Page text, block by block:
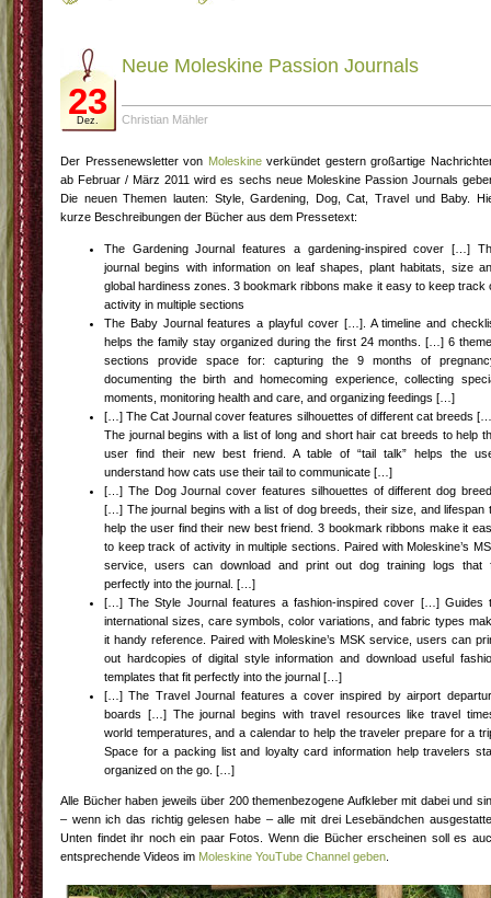
23
Dez.
Neue Moleskine Passion Journals
Christian Mähler
Der Pressenewsletter von Moleskineverkündet gestern großartige
ab Februar / März 2011 wird es sechs neue Moleskine Passion Journals
Die neuen Themen lauten: Style, Gardening, Dog, Cat, Travel und Baby.
kurze Beschreibungen der Bücher aus dem Pressetext:
The Gardening Journal features a gardening-inspired cover […]
journal begins with information on leaf shapes, plant habitats, size
global hardiness zones. 3 bookmark ribbons make it easy to keep track
activity in multiple sections
The Baby Journal features a playful cover […]. A timeline and
helps the family stay organized during the first 24 months. […] 6
sections provide space for: capturing the 9 months of
documenting the birth and homecoming experience, collecting
moments, monitoring health and care, and organizing feedings […]
[…] The Cat Journal cover features silhouettes of different cat breeds
The journal begins with a list of long and short hair cat breeds to help
user find their new best friend. A table of “tail talk” helps the
understand how cats use their tail to communicate […]
[…] The Dog Journal cover features silhouettes of different dog
[…] The journal begins with a list of dog breeds, their size, and lifespan
help the user find their new best friend. 3 bookmark ribbons make it
to keep track of activity in multiple sections. Paired with Moleskine’s
service, users can download and print out dog training logs that
perfectly into the journal. […]
[…] The Style Journal features a fashion-inspired cover […] Guides
international sizes, care symbols, color variations, and fabric types
it handy reference. Paired with Moleskine’s MSK service, users can
out hardcopies of digital style information and download useful
templates that fit perfectly into the journal […]
[…] The Travel Journal features a cover inspired by airport
boards […] The journal begins with travel resources like travel
world temperatures, and a calendar to help the traveler prepare for a
Space for a packing list and loyalty card information help travelers
organized on the go. […]
Alle Bücher haben jeweils über 200 themenbezogene Aufkleber mit dabei und
– wenn ich das richtig gelesen habe – alle mit drei Lesebändchen
Unten findet ihr noch ein paar Fotos. Wenn die Bücher erscheinen soll es
entsprechende Videos im Moleskine YouTube Channel geben